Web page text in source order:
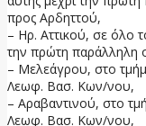
προς Αρδηττού,
– Ηρ. Αττικού, σε όλο
την πρώτη παράλληλη
– Μελεάγρου, στο
Λεωφ. Βασ. Κων/νου,
– Αραβαντινού, στο
Λεωφ. Βασ. Κων/νου,